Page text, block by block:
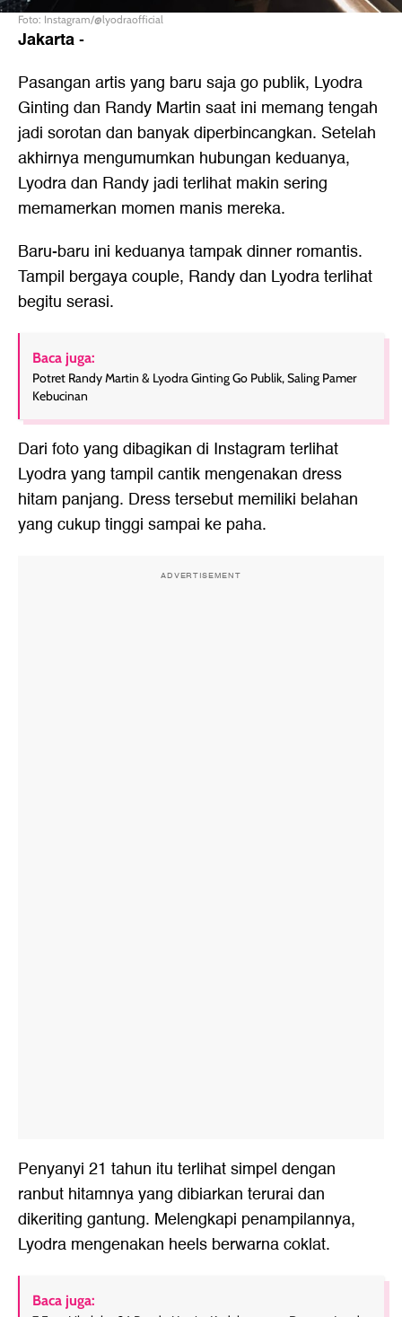
Foto: Instagram/@lyodraofficial
Jakarta-
Pasangan artis yang baru saja go publik, Lyodra
Ginting dan Randy Martin saat ini memang tengah
jadi sorotan dan banyak diperbincangkan. Setelah
akhirnya mengumumkan hubungan keduanya,
Lyodra dan Randy jadi terlihat makin sering
memamerkan momen manis mereka.
Baru-baru ini keduanya tampak dinner romantis.
Tampil bergaya couple, Randy dan Lyodra terlihat
begitu serasi.
Baca juga:
Potret Randy Martin & Lyodra Ginting Go Publik, Saling Pamer
Kebucinan
Dari foto yang dibagikan di Instagram terlihat
Lyodra yang tampil cantik mengenakan dress
hitam panjang. Dress tersebut memiliki belahan
yang cukup tinggi sampai ke paha.
ADVERTISEMENT
Penyanyi 21 tahun itu terlihat simpel dengan
ranbut hitamnya yang dibiarkan terurai dan
dikeriting gantung. Melengkapi penampilannya,
Lyodra mengenakan heels berwarna coklat.
Baca juga: